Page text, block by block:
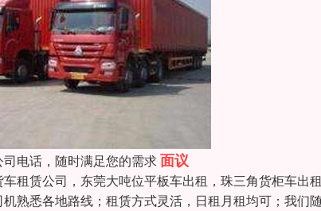
电话，随时满足您的需求面议
租赁公司，东莞大吨位平板车出租，珠三角货柜车出
熟悉各地路线；租赁方式灵活，日租月租均可；我们